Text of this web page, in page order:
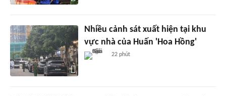
Nhiều cảnh sát xuất hiện tại khu
vực nhà của Huấn 'Hoa Hồng'
22 phút